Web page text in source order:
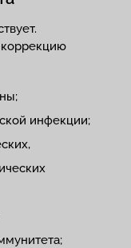
инфекции;